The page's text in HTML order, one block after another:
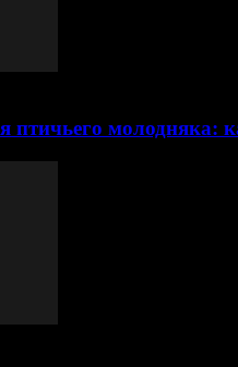
птичьего молодняка: